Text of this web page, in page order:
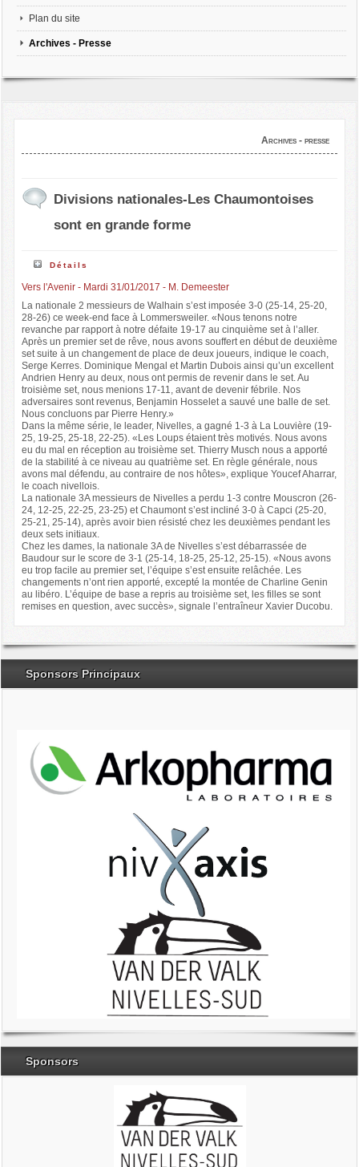
Plan du site
Archives - Presse
Archives - presse
Divisions nationales-Les Chaumontoises
sont en grande forme
Détails
Vers l'Avenir - Mardi 31/01/2017 - M. Demeester
La nationale 2 messieurs de Walhain s’est imposée 3-0 (25-14, 25-20,
28-26) ce week-end face à Lommersweiler. «Nous tenons notre
revanche par rapport à notre défaite 19-17 au cinquième set à l’aller.
Après un premier set de rêve, nous avons souffert en début de deuxième
set suite à un changement de place de deux joueurs, indique le coach,
Serge Kerres. Dominique Mengal et Martin Dubois ainsi qu’un excellent
Andrien Henry au deux, nous ont permis de revenir dans le set. Au
troisième set, nous menions 17-11, avant de devenir fébrile. Nos
adversaires sont revenus, Benjamin Hosselet a sauvé une balle de set.
Nous concluons par Pierre Henry.»
Dans la même série, le leader, Nivelles, a gagné 1-3 à La Louvière (19-
25, 19-25, 25-18, 22-25). «Les Loups étaient très motivés. Nous avons
eu du mal en réception au troisième set. Thierry Musch nous a apporté
de la stabilité à ce niveau au quatrième set. En règle générale, nous
avons mal défendu, au contraire de nos hôtes», explique Youcef Aharrar,
le coach nivellois.
La nationale 3A messieurs de Nivelles a perdu 1-3 contre Mouscron (26-
24, 12-25, 22-25, 23-25) et Chaumont s’est incliné 3-0 à Capci (25-20,
25-21, 25-14), après avoir bien résisté chez les deuxièmes pendant les
deux sets initiaux.
Chez les dames, la nationale 3A de Nivelles s’est débarrassée de
Baudour sur le score de 3-1 (25-14, 18-25, 25-12, 25-15). «Nous avons
eu trop facile au premier set, l’équipe s’est ensuite relâchée. Les
changements n’ont rien apporté, excepté la montée de Charline Genin
au libéro. L’équipe de base a repris au troisième set, les filles se sont
remises en question, avec succès», signale l’entraîneur Xavier Ducobu.
Sponsors Principaux
Sponsors